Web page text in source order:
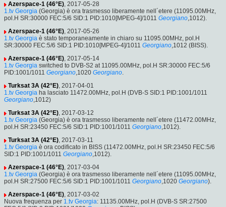
Azerspace-1 (46°E), 2017-05-28
1.tv Georgia (Georgia) è ora trasmesso liberamente nell´etere (11095.00MHz,
pol.H SR:30000 FEC:5/6 SID:1 PID:1010[MPEG-4]/1011 Georgiano,1012).
Azerspace-1 (46°E), 2017-05-26
1.tv Georgia è stato temporaneamente in chiaro su 11095.00MHz, pol.H
SR:30000 FEC:5/6 SID:1 PID:1010[MPEG-4]/1011 Georgiano,1012 (BISS).
Azerspace-1 (46°E), 2017-05-14
1.tv Georgia switched to DVB-S2 at 11095.00MHz, pol.H SR:30000 FEC:5/6
PID:1001/1011 Georgiano,1020 Georgiano.
Turksat 3A (42°E), 2017-04-01
1.tv Georgia ha lasciato 11472.00MHz, pol.H (DVB-S SID:1 PID:1001/1011
Georgiano,1012)
Turksat 3A (42°E), 2017-03-12
1.tv Georgia (Georgia) è ora trasmesso liberamente nell´etere (11472.00MHz,
pol.H SR:23450 FEC:5/6 SID:1 PID:1001/1011 Georgiano,1012).
Turksat 3A (42°E), 2017-03-11
1.tv Georgia è ora codificato in BISS (11472.00MHz, pol.H SR:23450 FEC:5/6
SID:1 PID:1001/1011 Georgiano,1012).
Azerspace-1 (46°E), 2017-03-04
1.tv Georgia (Georgia) è ora trasmesso liberamente nell´etere (11095.00MHz,
pol.H SR:27500 FEC:5/6 SID:1 PID:1001/1011 Georgiano,1020 Georgiano).
Azerspace-1 (46°E), 2017-03-02
Nuova frequenza per 1.tv Georgia: 11135.00MHz, pol.H (DVB-S SR:27500